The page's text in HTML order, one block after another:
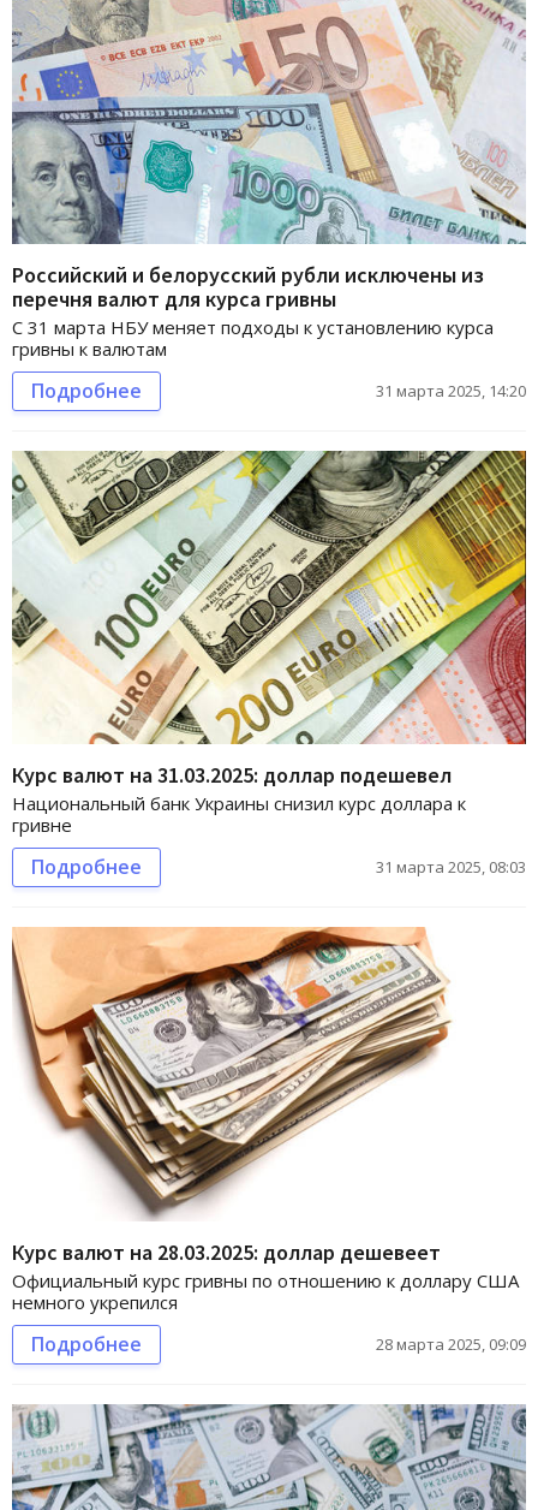
Российский и белорусский рубли исключены из
перечня валют для курса гривны
С 31 марта НБУ меняет подходы к установлению курса
гривны к валютам
Подробнее 31 марта 2025, 14:20
Курс валют на 31.03.2025: доллар подешевел
Национальный банк Украины снизил курс доллара к
гривне
Подробнее 31 марта 2025, 08:03
Курс валют на 28.03.2025: доллар дешевеет
Официальный курс гривны по отношению к доллару США
немного укрепился
Подробнее 28 марта 2025, 09:09